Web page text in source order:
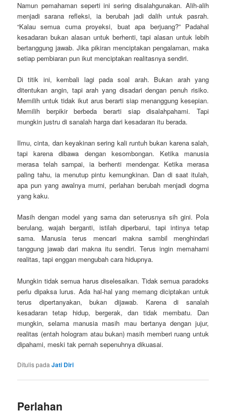
Namun pemahaman seperti ini sering disalahgunakan. Alih-alih
menjadi sarana refleksi, ia berubah jadi dalih untuk pasrah.
“Kalau semua cuma proyeksi, buat apa berjuang?” Padahal
kesadaran bukan alasan untuk berhenti, tapi alasan untuk lebih
bertanggung jawab. Jika pikiran menciptakan pengalaman, maka
setiap pembiaran pun ikut menciptakan realitasnya sendiri.
Di titik ini, kembali lagi pada soal arah. Bukan arah yang
ditentukan angin, tapi arah yang disadari dengan penuh risiko.
Memilih untuk tidak ikut arus berarti siap menanggung kesepian.
Memilih berpikir berbeda berarti siap disalahpahami. Tapi
mungkin justru di sanalah harga dari kesadaran itu berada.
Ilmu, cinta, dan keyakinan sering kali runtuh bukan karena salah,
tapi karena dibawa dengan kesombongan. Ketika manusia
merasa telah sampai, ia berhenti mendengar. Ketika merasa
paling tahu, ia menutup pintu kemungkinan. Dan di saat itulah,
apa pun yang awalnya murni, perlahan berubah menjadi dogma
yang kaku.
Masih dengan model yang sama dan seterusnya sih gini. Pola
berulang, wajah berganti, istilah diperbarui, tapi intinya tetap
sama. Manusia terus mencari makna sambil menghindari
tanggung jawab dari makna itu sendiri. Terus ingin memahami
realitas, tapi enggan mengubah cara hidupnya.
Mungkin tidak semua harus diselesaikan. Tidak semua paradoks
perlu dipaksa lurus. Ada hal-hal yang memang diciptakan untuk
terus dipertanyakan, bukan dijawab. Karena di sanalah
kesadaran tetap hidup, bergerak, dan tidak membatu. Dan
mungkin, selama manusia masih mau bertanya dengan jujur,
realitas (entah hologram atau bukan) masih memberi ruang untuk
dipahami, meski tak pernah sepenuhnya dikuasai.
Ditulis pada Jati Diri
Perlahan